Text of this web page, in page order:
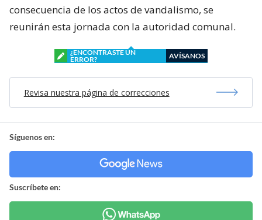
consecuencia de los actos de vandalismo, se
reunirán esta jornada con la autoridad comunal.
¿ENCONTRASTE UN
ERROR?
AVÍSANOS
Revisa nuestra página de correcciones
Síguenos en:
Suscríbete en: